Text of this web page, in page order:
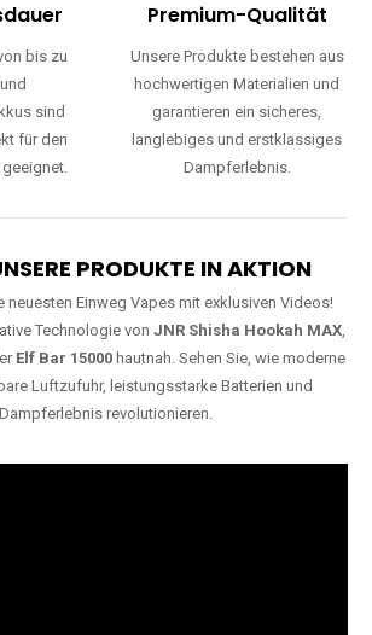
bis zu
und
sind
für den
Premium-Qualität
Unsere Produkte bestehen aus
hochwertigen Materialien und
garantieren ein sicheres,
langlebiges und erstklassiges
Dampferlebnis.
PRODUKTE IN AKTION
neuesten Einweg Vapes mit exklusiven Videos!
Technologie von JNR Shisha Hookah MAX,
Elf Bar 15000 hautnah. Sehen Sie, wie moderne
Luftzufuhr, leistungsstarke Batterien und
revolutionieren.